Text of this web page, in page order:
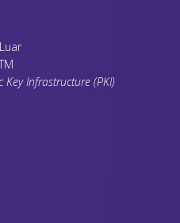
Key Infrastructure (PKI)